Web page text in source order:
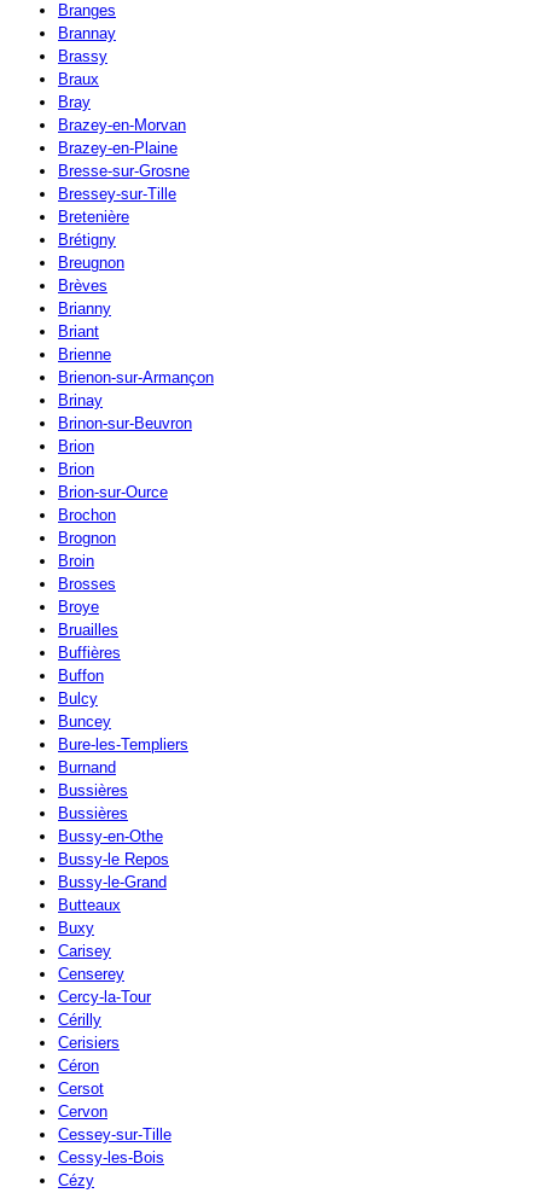
Branges
Brannay
Brassy
Braux
Bray
Brazey-en-Morvan
Brazey-en-Plaine
Bresse-sur-Grosne
Bressey-sur-Tille
Bretenière
Brétigny
Breugnon
Brèves
Brianny
Briant
Brienne
Brienon-sur-Armançon
Brinay
Brinon-sur-Beuvron
Brion
Brion
Brion-sur-Ource
Brochon
Brognon
Broin
Brosses
Broye
Bruailles
Buffières
Buffon
Bulcy
Buncey
Bure-les-Templiers
Burnand
Bussières
Bussières
Bussy-en-Othe
Bussy-le Repos
Bussy-le-Grand
Butteaux
Buxy
Carisey
Censerey
Cercy-la-Tour
Cérilly
Cerisiers
Céron
Cersot
Cervon
Cessey-sur-Tille
Cessy-les-Bois
Cézy